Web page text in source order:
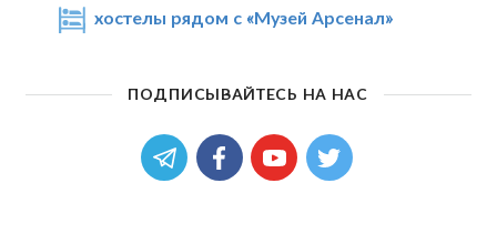
хостелы рядом с «Музей Арсенал»
ПОДПИСЫВАЙТЕСЬ НА НАС